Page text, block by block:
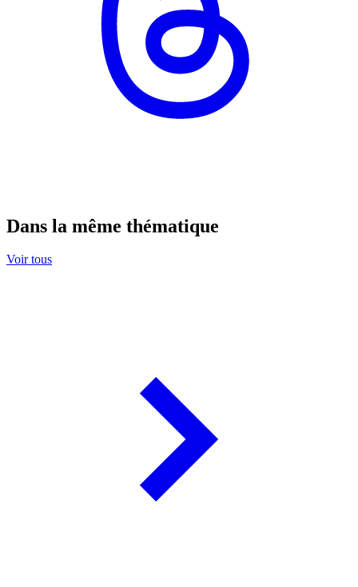
Dans la même thématique
Voir tous